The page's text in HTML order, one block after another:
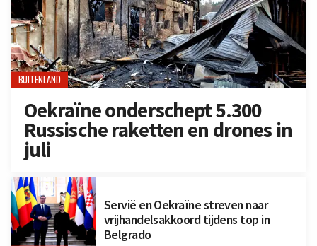
BUITENLAND
Oekraïne onderschept 5.300
Russische raketten en drones in
juli
Servië en Oekraïne streven naar
vrijhandelsakkoord tijdens top in
Belgrado